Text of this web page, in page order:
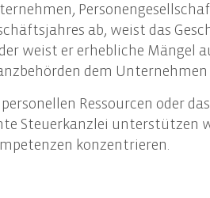
der CSRD
und
ab, weist das
weist er erhebliche
dem
Ressourcen oder
Steuerkanzlei unterstützen
konzentrieren.